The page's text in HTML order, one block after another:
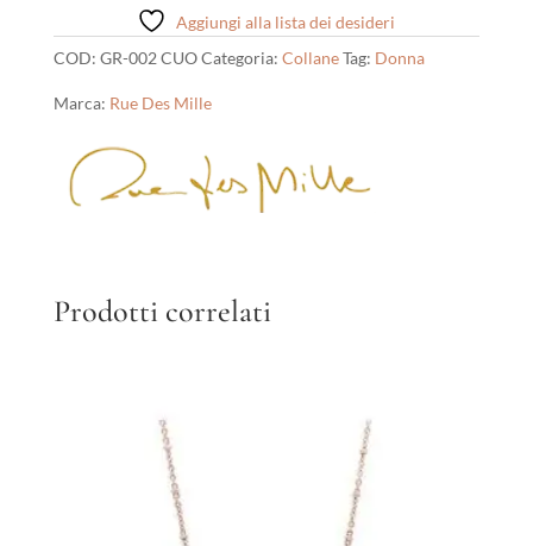
Aggiungi alla lista dei desideri
COD: GR-002 CUOCategoria: CollaneTag: Donna
Marca: Rue Des Mille
Prodotti correlati